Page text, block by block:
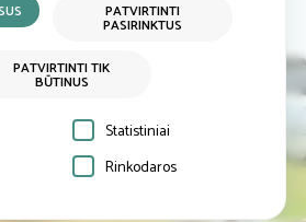
PATVIRTINTI
PASIRINKTUS
PATVIRTINTI TIK
BŪTINUS
Statistiniai
Rinkodaros